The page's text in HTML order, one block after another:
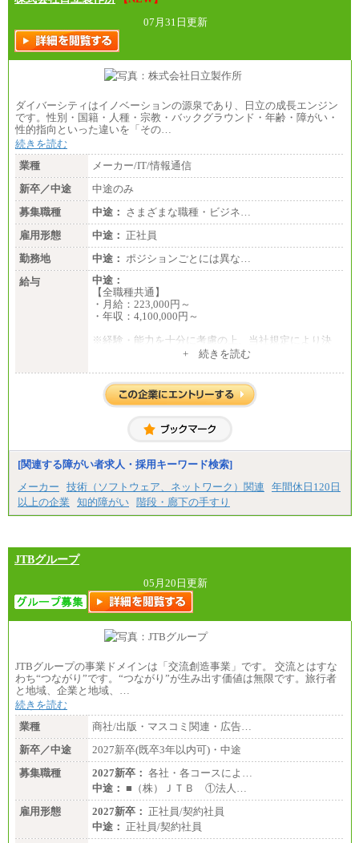
07月31日更新
ダイバーシティはイノベーションの源泉であり、日立の成長エンジン
です。性別・国籍・人種・宗教・バックグラウンド・年齢・障がい・
性的指向といった違いを「その…
続きを読む
業種
メーカー/IT/情報通信
新卒／中途
中途のみ
募集職種
中途： さまざまな職種・ビジネ…
雇用形態
中途： 正社員
勤務地
中途： ポジションごとには異な…
給与
中途：
【全職種共通】
・月給：223,000円～
・年収：4,100,000円～
※経験・能力を十分に考慮の上、当社規定により決
+ 続きを読む
[関連する障がい者求人・採用キーワード検索]
メーカー
技術（ソフトウェア、ネットワーク）関連
年間休日120日
以上の企業
知的障がい 階段・廊下の手すり
JTBグループ
05月20日更新
JTBグループの事業ドメインは「交流創造事業」です。 交流とはすな
わち“つながり”です。“つながり”が生み出す価値は無限です。旅行者
と地域、企業と地域、…
続きを読む
業種
商社/出版・マスコミ関連・広告…
新卒／中途
2027新卒(既卒3年以内可)・中途
募集職種
2027新卒： 各社・各コースによ…
中途： ■（株）ＪＴＢ ①法人…
雇用形態
2027新卒： 正社員/契約社員
中途： 正社員/契約社員